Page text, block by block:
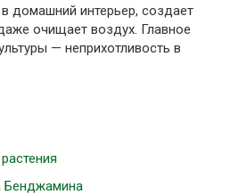
домашний интерьер, создает
очищает воздух. Главное
— неприхотливость в
Бенджамина